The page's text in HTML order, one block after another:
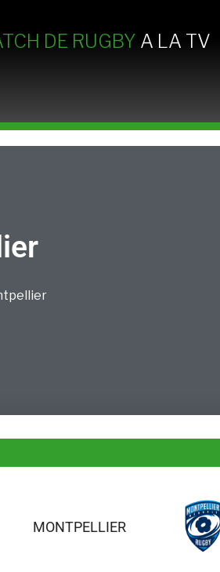
DE RUGBY A LA TV
MONTPELLIER